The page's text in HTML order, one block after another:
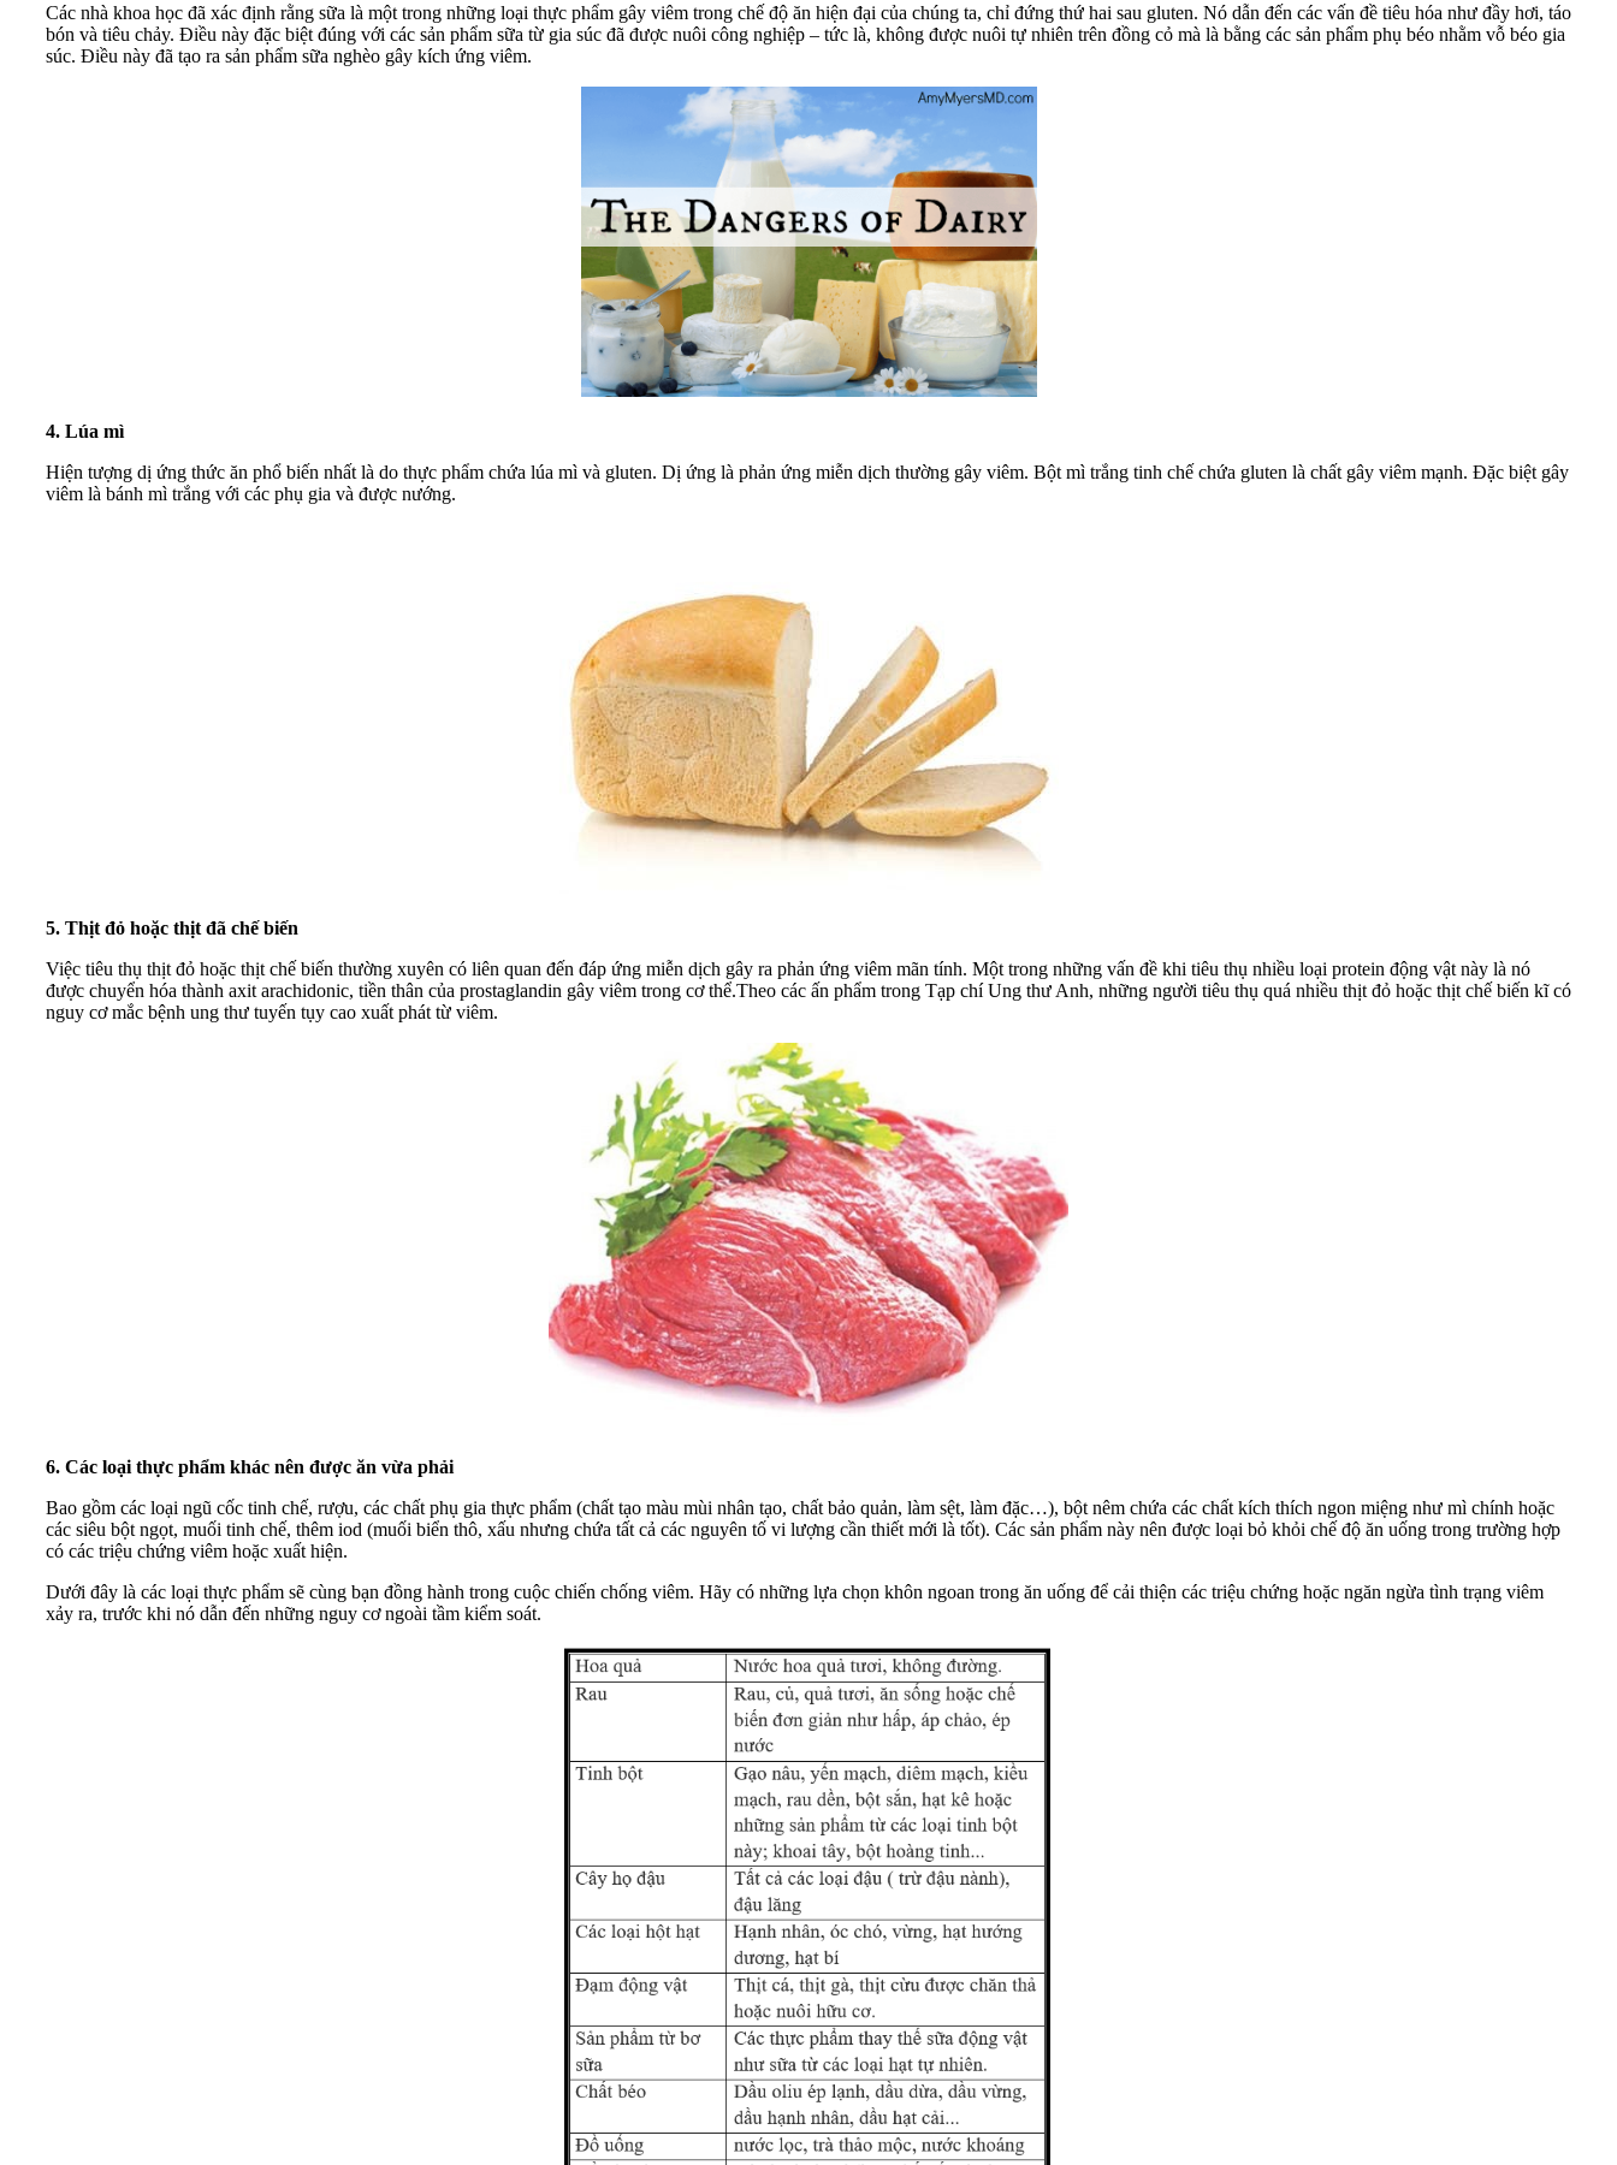
Các nhà khoa học đã xác định rằng sữa là một trong những loại thực phẩm gây viêm trong chế độ ăn hiện đại của chúng ta, chỉ đứng thứ hai sau gluten. Nó dẫn đến các vấn đề tiêu hóa như đầy hơi, táo
bón và tiêu chảy. Điều này đặc biệt đúng với các sản phẩm sữa từ gia súc đã được nuôi công nghiệp – tức là, không được nuôi tự nhiên trên đồng cỏ mà là bằng các sản phẩm phụ béo nhằm vỗ béo gia
súc. Điều này đã tạo ra sản phẩm sữa nghèo gây kích ứng viêm.
4. Lúa mì
Hiện tượng dị ứng thức ăn phổ biến nhất là do thực phẩm chứa lúa mì và gluten. Dị ứng là phản ứng miễn dịch thường gây viêm. Bột mì trắng tinh chế chứa gluten là chất gây viêm mạnh. Đặc biệt gây
viêm là bánh mì trắng với các phụ gia và được nướng.
5. Thịt đỏ hoặc thịt đã chế biến
Việc tiêu thụ thịt đỏ hoặc thịt chế biến thường xuyên có liên quan đến đáp ứng miễn dịch gây ra phản ứng viêm mãn tính. Một trong những vấn đề khi tiêu thụ nhiều loại protein động vật này là nó
được chuyển hóa thành axit arachidonic, tiền thân của prostaglandin gây viêm trong cơ thể.Theo các ấn phẩm trong Tạp chí Ung thư Anh, những người tiêu thụ quá nhiều thịt đỏ hoặc thịt chế biến kĩ có
nguy cơ mắc bệnh ung thư tuyến tụy cao xuất phát từ viêm.
6. Các loại thực phẩm khác nên được ăn vừa phải
Bao gồm các loại ngũ cốc tinh chế, rượu, các chất phụ gia thực phẩm (chất tạo màu mùi nhân tạo, chất bảo quản, làm sệt, làm đặc…), bột nêm chứa các chất kích thích ngon miệng như mì chính hoặc
các siêu bột ngọt, muối tinh chế, thêm iod (muối biển thô, xấu nhưng chứa tất cả các nguyên tố vi lượng cần thiết mới là tốt). Các sản phẩm này nên được loại bỏ khỏi chế độ ăn uống trong trường hợp
có các triệu chứng viêm hoặc xuất hiện.
Dưới đây là các loại thực phẩm sẽ cùng bạn đồng hành trong cuộc chiến chống viêm. Hãy có những lựa chọn khôn ngoan trong ăn uống để cải thiện các triệu chứng hoặc ngăn ngừa tình trạng viêm
xảy ra, trước khi nó dẫn đến những nguy cơ ngoài tầm kiểm soát.